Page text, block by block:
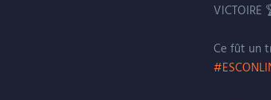
VICTOIRE
Ce fût un